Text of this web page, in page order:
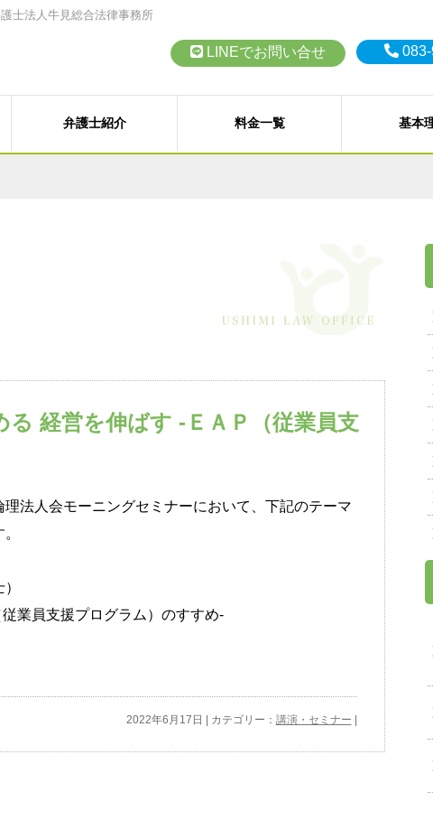
士法人牛見総合法律事務所
083-
LINEでお問い合せ
弁護士紹介
野中 嵩之 弁護
料金一覧 基本
る 経営を伸ばす ‐ＥＡＰ（従業員支
法人会モーニングセミナーにおいて、下記のテーマ
業員支援プログラム）のすすめ-
2022年6月17日 | カテゴリー： 講演・セミナー